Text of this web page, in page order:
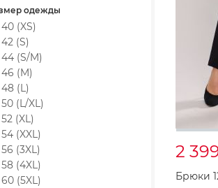
одежды
40 (XS)
42 (S)
44 (S/M)
46 (M)
48 (L)
50 (L/XL)
52 (XL)
54 (XXL)
56 (3XL)
58 (4XL)
60 (5XL)
2
Брюки